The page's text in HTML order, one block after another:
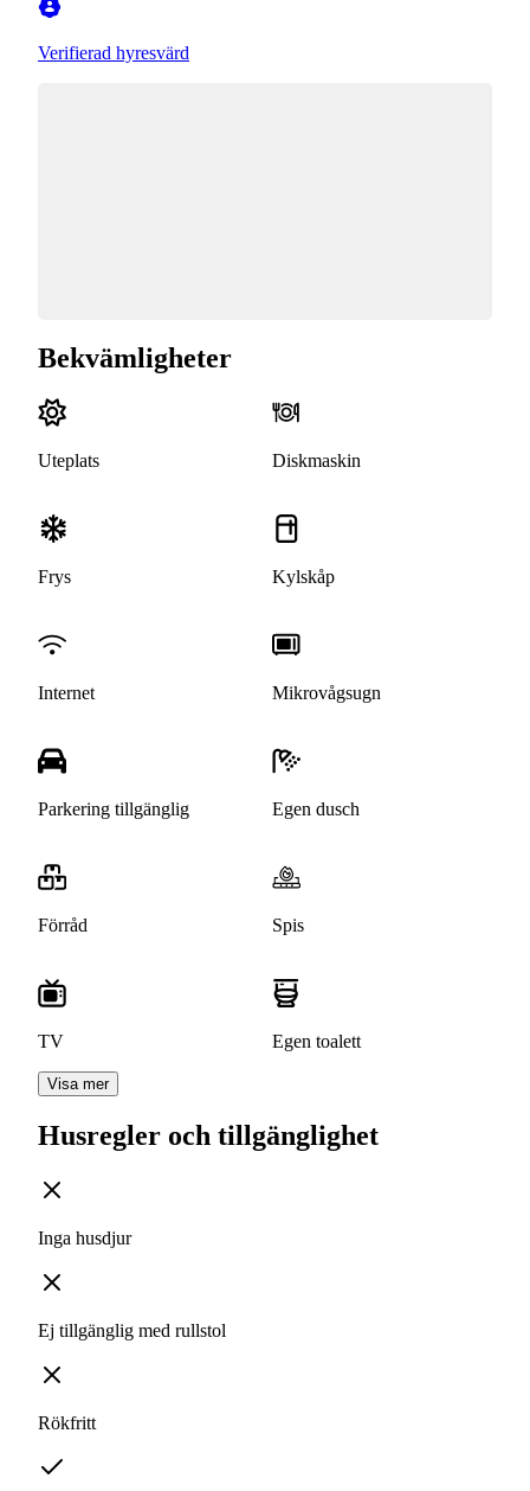
Verifierad hyresvärd
Bekvämligheter
Uteplats Diskmaskin
Frys Kylskåp
Internet Mikrovågsugn
Parkering tillgänglig Egen dusch
Förråd Spis
TV Egen toalett
Visa mer
Husregler och tillgänglighet
Inga husdjur
Ej tillgänglig med rullstol
Rökfritt